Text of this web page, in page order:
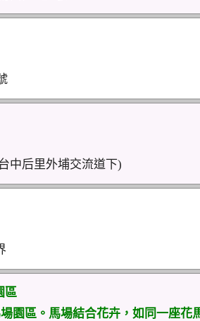
中后里外埔交流道下)
區
場園區。馬場結合花卉，如同一座花